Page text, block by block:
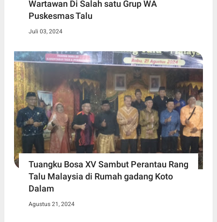
Wartawan Di Salah satu Grup WA
Puskesmas Talu
Juli 03, 2024
Tuangku Bosa XV Sambut Perantau Rang
Talu Malaysia di Rumah gadang Koto
Dalam
Agustus 21, 2024